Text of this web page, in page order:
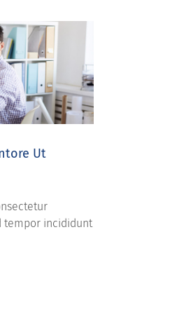
Ut
tempor incididunt